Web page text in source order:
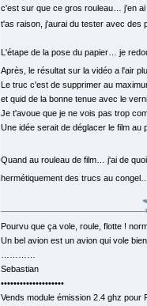
c'est sur que ce gros rouleau… j'en
t'as raison, j'aurai du tester avec des
L'étape de la pose du papier… je
Après, le résultat sur la vidéo a l'air
Le truc c'est de supprimer au
et quid de la bonne tenue avec le
Je t'avoue que je ne vois pas trop
Une idée serait de déglacer le film
Quand au rouleau de film… j'ai de
hermétiquement des trucs au
Pourvu que ça vole, roule, flotte !
Un bel avion est un avion qui vole
Sebastian
••••••••••••••••••••
Vends module émission 2.4 ghz